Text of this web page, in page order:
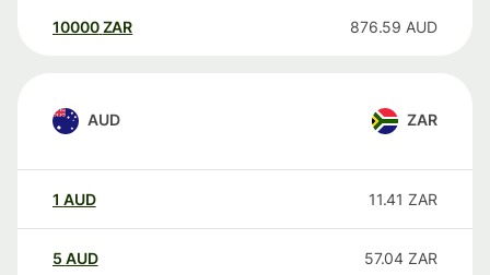
10000 ZAR 876.59 AUD
AUD ZAR
1 AUD 11.41 ZAR
5 AUD 57.04 ZAR